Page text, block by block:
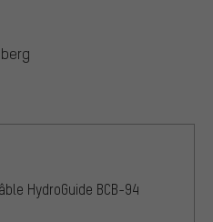
HydroGuide BCB-94